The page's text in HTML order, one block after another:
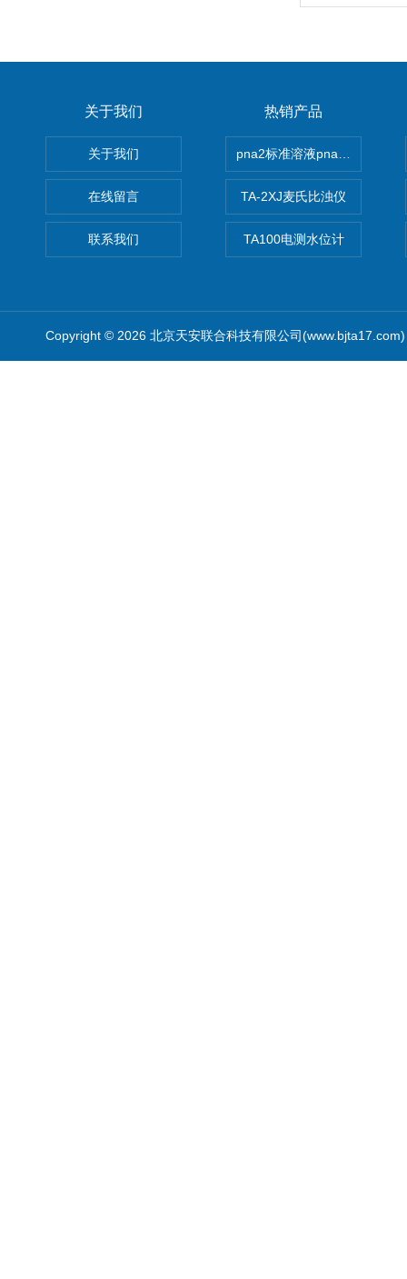
关于我们
关于我们
在线留言
联系我们
热销产品
pna2标准溶液pna3 pna4
TA-2XJ麦氏比浊仪
TA100电测水位计
Copyright © 2026 北京天安联合科技有限公司